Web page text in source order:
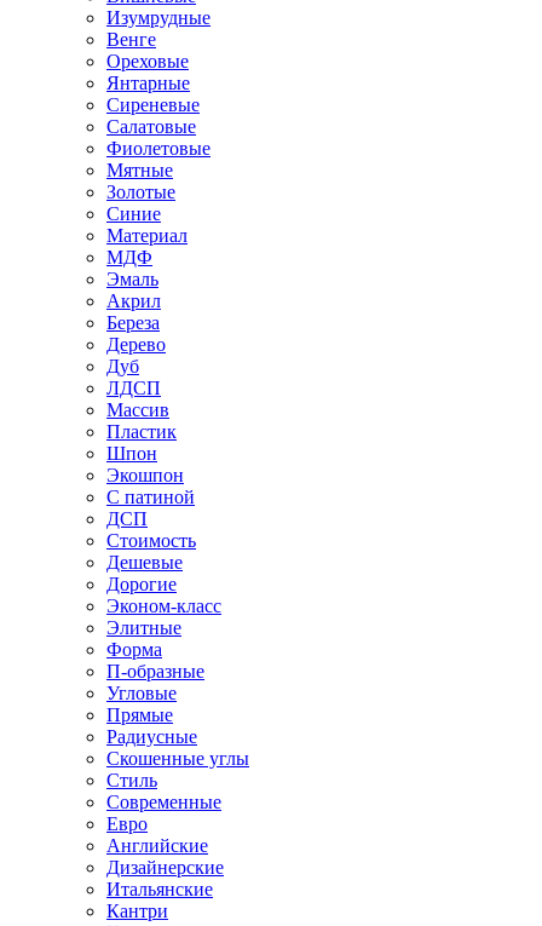
Изумрудные
Венге
Ореховые
Янтарные
Сиреневые
Салатовые
Фиолетовые
Мятные
Золотые
Синие
Материал
МДФ
Эмаль
Акрил
Береза
Дерево
Дуб
ЛДСП
Массив
Пластик
Шпон
Экошпон
С патиной
ДСП
Стоимость
Дешевые
Дорогие
Эконом-класс
Элитные
Форма
П-образные
Угловые
Прямые
Радиусные
Скошенные углы
Стиль
Современные
Евро
Английские
Дизайнерские
Итальянские
Кантри